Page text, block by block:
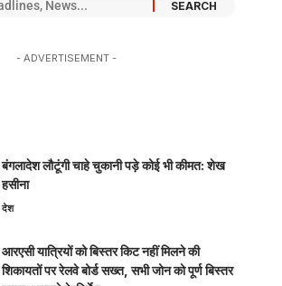
- ADVERTISEMENT -
बंगलादेश लौटूंगी चाहे चुकानी पड़े कोई भी कीमत: शेख
हसीना
देश
आरएसी यात्रियों को बिस्तर किट नहीं मिलने की
शिकायतों पर रेलवे बोर्ड सख्त, सभी जोन को पूर्ण बिस्तर